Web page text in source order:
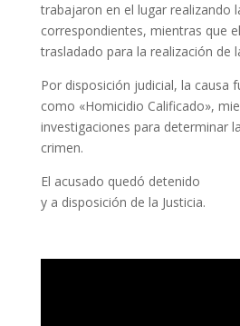
trabajaron en el lugar realizando
correspondientes, mientras que
trasladado para la realización de
Por disposición judicial, la causa
como «Homicidio Calificado»,
investigaciones para determinar
crimen.
El acusado quedó detenido
y a disposición de la Justicia.